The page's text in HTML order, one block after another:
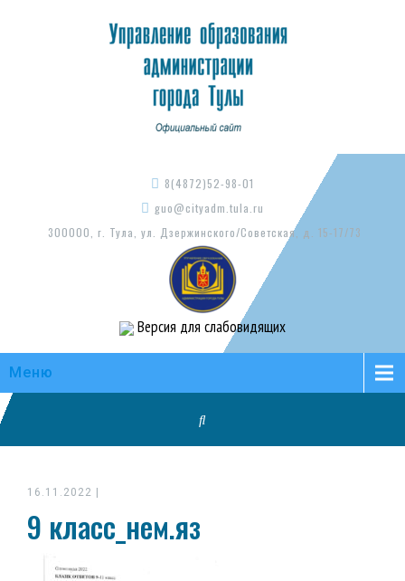
8(4872)52-98-01
guo@cityadm.tula.ru
300000, г. Тула, ул. Дзержинского/Советская, д. 15-17/73
Версия для слабовидящих
Меню
16.11.2022
9 класс_нем.яз